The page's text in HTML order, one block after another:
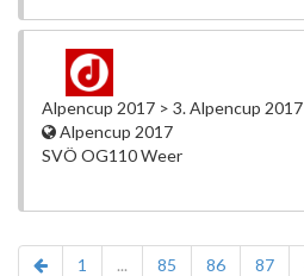
Alpencup 2017 > 3. Alpencup 2017
Alpencup 2017
SVÖ OG110 Weer
1 ... 85 86 87